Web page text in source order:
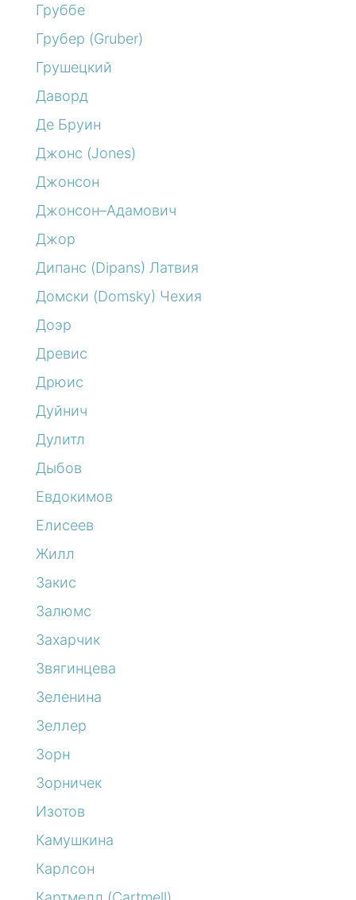
Груббе
Грубер (Gruber)
Грушецкий
Даворд
Де Бруин
Джонс (Jones)
Джонсон
Джонсон–Адамович
Джор
Дипанс (Dipans) Латвия
Домски (Domsky) Чехия
Доэр
Древис
Дрюис
Дуйнич
Дулитл
Дыбов
Евдокимов
Елисеев
Жилл
Закис
Залюмс
Захарчик
Звягинцева
Зеленина
Зеллер
Зорн
Зорничек
Изотов
Камушкина
Карлсон